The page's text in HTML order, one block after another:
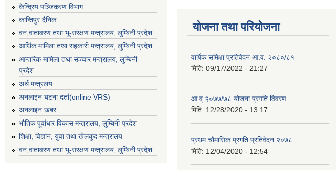
केन्द्रिय पञ्जिकरण विभाग
कान्तिपुर दैनिक
वन,वातावरण तथा भू-संरक्षण मन्त्रालय, लुम्बिनी प्रदेश
आर्थिक मामिला तथा सहकारी मन्त्रालय, लुम्बिनी प्रदेश
आन्तरिक मामिला तथा सञ्चार मन्त्रालय, लुम्बिनी
प्रदेश
अर्थ मन्त्रलय
अनलाइन घटना दर्ता(online VRS)
अनलाइन खबर
भौतिक पूर्वाधार विकास मन्त्रालय, लुम्बिनी प्रदेश
शिक्षा, विज्ञान, युवा तथा खेलकुद मन्‍‍त्रालय
वन,वातावरण तथा भू-संरक्षण मन्त्रालय, लुम्बिनी प्रदेश
योजना तथा परियोजना
वार्षिक समिक्षा प्रतिवेदन आ.व. २०८०/८१
मिति: 09/17/2022 - 21:27
आ.व् २०७७/७८ योजना प्रगति विवरण
मिति: 12/28/2020 - 13:17
प्रथम चाैमासिक प्रगति प्रतिवेदन २०७८
मिति: 12/04/2020 - 12:54